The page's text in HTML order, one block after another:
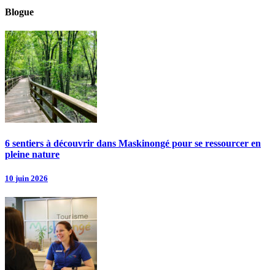
Blogue
6 sentiers à découvrir dans Maskinongé pour se ressourcer en
pleine nature
10 juin 2026